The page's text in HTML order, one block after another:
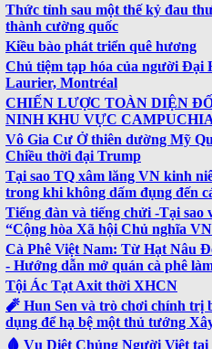
Thức tỉnh sau một thế kỷ đau
thành cường quốc
Kiều bào phát triển quê hương
Chủ tiệm tạp hóa của người Đại
Laurier, Montréal
CHIẾN LƯỢC TOÀN DIỆN
NINH KHU VỰC
Vô Gia Cư Ở thiên dường Mỹ
Chiều thời đại Trump
Tại sao TQ xâm lăng VN kinh
trong khi không dấm đụng đến
Tiếng đàn và tiếng chửi -Tại sao
“Cộng hòa Xã hội Chủ nghĩa
Cà Phê Việt Nam: Từ Hạt Nâu
- Hướng dẫn mở quán cà phê
Tội Ác Tạt Axit thời XHCN
🧨 Hun Sen và trò chơi chính
dụng để hạ bệ một thủ tướng
🩸 Vụ Diệt Chủng Người Việt tại